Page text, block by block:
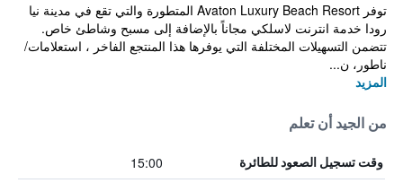
توفر Avaton Luxury Beach Resort المتطورة والتي تقع في مدينة نيا
رودا خدمة انترنت لاسلكي مجاناً بالإضافة إلى مسبح وشاطئ خاص.
تتضمن التسهيلات المختلفة التي يوفرها هذا المنتجع الفاخر ، استعلامات/
ناطور، ن...
المزيد
من الجيد أن تعلم
وقت تسجيل الصعود للطائرة 15:00